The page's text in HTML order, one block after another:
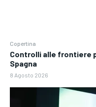
Copertina
Controlli alle frontiere
Spagna
8 Agosto 2026